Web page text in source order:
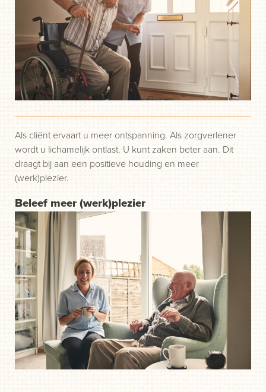
Beleef meer (werk)plezier
Als cliënt ervaart u meer ontspanning. Als zorgverlener
wordt u lichamelijk ontlast. U kunt zaken beter aan. Dit
draagt bij aan een positieve houding en meer
(werk)plezier.